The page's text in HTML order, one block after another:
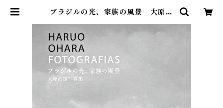
ブラジルの光、家族の風景 大原治